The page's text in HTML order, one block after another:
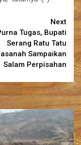
Next
Tugas, Bupati
Serang Ratu Tatu
Sampaikan
Salam Perpisahan